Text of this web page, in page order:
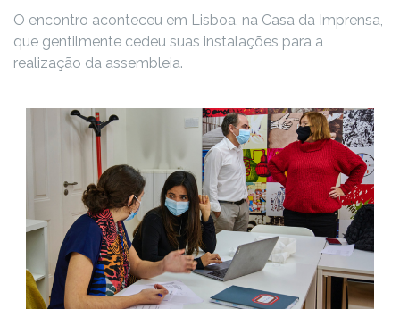
O encontro aconteceu em Lisboa, na Casa da Imprensa,
que gentilmente cedeu suas instalações para a
realização da assembleia.